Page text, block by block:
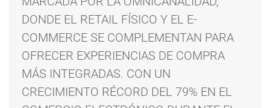
DONDE EL RETAIL FÍSICO Y EL E-
COMMERCE SE COMPLEMENTAN PARA
OFRECER EXPERIENCIAS DE COMPRA
MÁS INTEGRADAS. CON UN
CRECIMIENTO RÉCORD DEL 79% EN EL